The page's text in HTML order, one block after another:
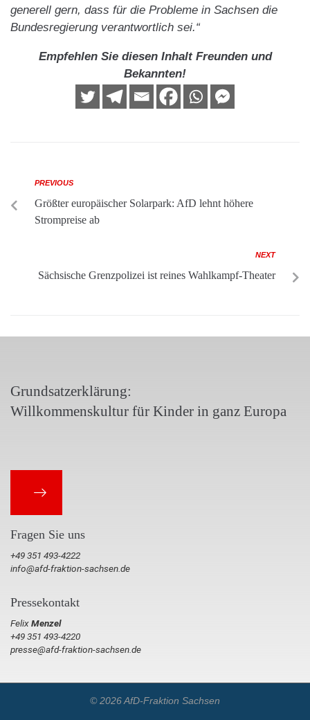
generell gern, dass für die Probleme in Sachsen die
Bundesregierung verantwortlich sei.“
Empfehlen Sie diesen Inhalt Freunden und
Bekannten!
PREVIOUS
Größter europäischer Solarpark: AfD lehnt höhere
Strompreise ab
NEXT
Sächsische Grenzpolizei ist reines Wahlkampf-Theater
Grundsatzerklärung:
Willkommenskultur für Kinder in ganz Europa
Fragen Sie uns
+49 351 493-4222
info@afd-fraktion-sachsen.de
Pressekontakt
FelixMenzel
+49 351 493-4220
presse@afd-fraktion-sachsen.de
© 2026 AfD-Fraktion Sachsen